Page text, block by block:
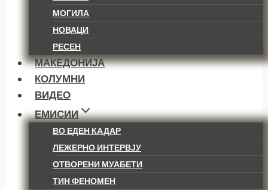
МОГИЛА
НОВАЦИ
РЕСЕН
МАКЕДОНИЈА
КОЛУМНИ
ВИДЕО
ЕМИСИИ
ВО ЕДЕН КАДАР
ЛЕЖЕРНО ИНТЕРВЈУ
ОТВОРЕНИ МУАБЕТИ
ТИН ФЕНОМЕН